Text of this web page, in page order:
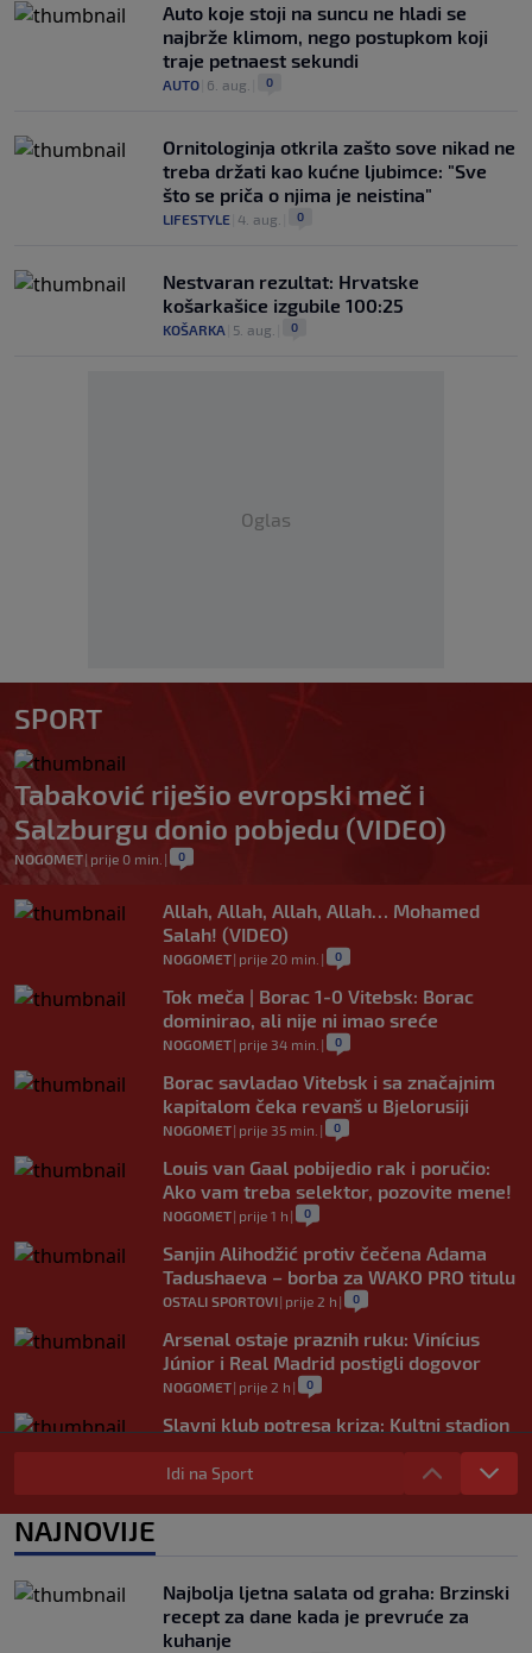
Auto koje stoji na suncu ne hladi se
najbrže klimom, nego postupkom koji
traje petnaest sekundi
AUTO 6. aug. 0
Ornitologinja otkrila zašto sove nikad ne
treba držati kao kućne ljubimce: "Sve
što se priča o njima je neistina"
LIFESTYLE 4. aug. 0
Nestvaran rezultat: Hrvatske
košarkašice izgubile 100:25
KOŠARKA 5. aug. 0
Oglas
SPORT
Tabaković riješio evropski meč i
Salzburgu donio pobjedu (VIDEO)
NOGOMET| prije 0 min. | 0
Allah, Allah, Allah, Allah… Mohamed
Salah! (VIDEO)
NOGOMET| prije 20 min. | 0
Tok meča | Borac 1-0 Vitebsk: Borac
dominirao, ali nije ni imao sreće
NOGOMET| prije 34 min. | 0
Borac savladao Vitebsk i sa značajnim
kapitalom čeka revanš u Bjelorusiji
NOGOMET| prije 35 min. | 0
Louis van Gaal pobijedio rak i poručio:
Ako vam treba selektor, pozovite mene!
NOGOMET| prije 1 h | 0
Sanjin Alihodžić protiv čečena Adama
Tadushaeva – borba za WAKO PRO titulu
OSTALI SPORTOVI| prije 2 h | 0
Arsenal ostaje praznih ruku: Vinícius
Júnior i Real Madrid postigli dogovor
NOGOMET| prije 2 h | 0
Slavni klub potresa kriza: Kultni stadion
u Italiji bit će prazan na početku sezone,
navijači objavili rat upravi
Idi na Sport
NAJNOVIJE
Najbolja ljetna salata od graha: Brzinski
recept za dane kada je prevruće za
kuhanje